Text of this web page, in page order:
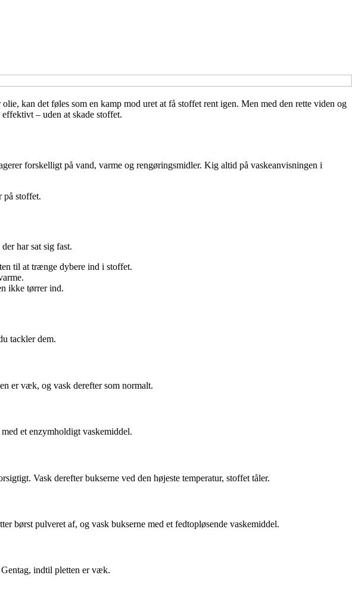
kan det føles som en kamp mod uret at få stoffet rent igen. Men med den rette viden og
– uden at skade stoffet.
forskelligt på vand, varme og rengøringsmidler. Kig altid på vaskeanvisningen i
på stoffet.
har sat sig fast.
til at trænge dybere ind i stoffet.
ikke tørrer ind.
tackler dem.
er væk, og vask derefter som normalt.
et enzymholdigt vaskemiddel.
Vask derefter bukserne ved den højeste temperatur, stoffet tåler.
børst pulveret af, og vask bukserne med et fedtopløsende vaskemiddel.
indtil pletten er væk.